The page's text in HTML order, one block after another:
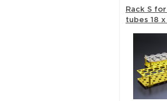
Rack S
tubes 18